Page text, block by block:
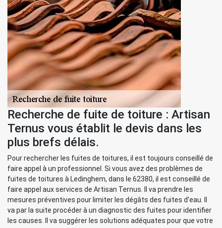
Recherche de fuite de toiture : Artisan
Ternus vous établit le devis dans les
plus brefs délais.
Pour rechercher les fuites de toitures, il est toujours conseillé de
faire appel à un professionnel. Si vous avez des problèmes de
fuites de toitures à Ledinghem, dans le 62380, il est conseillé de
faire appel aux services de Artisan Ternus. Il va prendre les
mesures préventives pour limiter les dégâts des fuites d’eau. Il
va par la suite procéder à un diagnostic des fuites pour identifier
les causes. Il va suggérer les solutions adéquates pour que votre